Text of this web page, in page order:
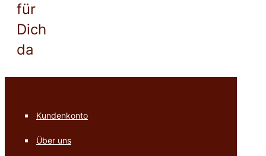
für
Dich
da
Kundenkonto
Über uns